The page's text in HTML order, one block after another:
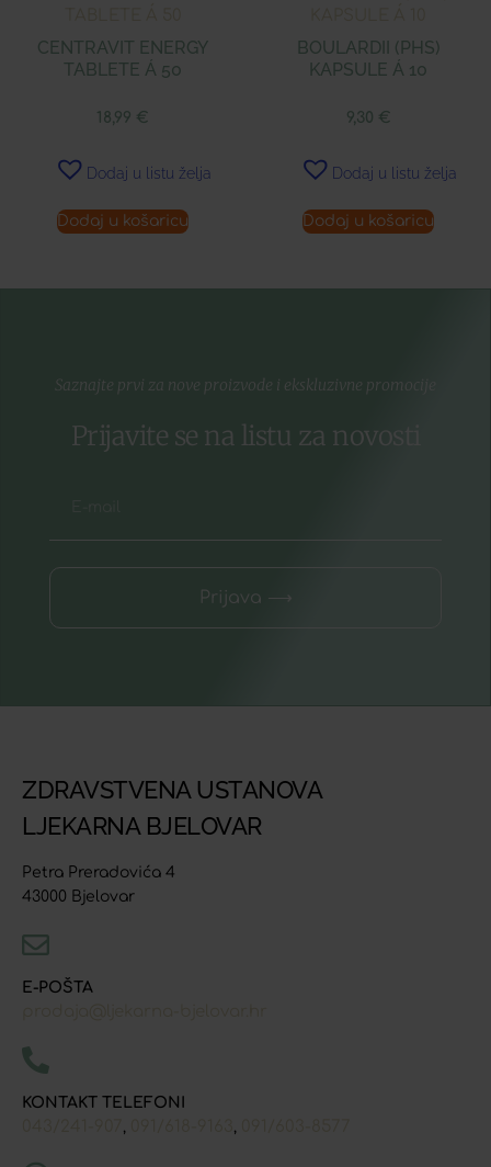
CENTRAVIT ENERGY
TABLETE Á 50
18,99 €
Dodaj u listu želja
Dodaj u košaricu
BOULARDII (PHS)
KAPSULE Á 10
9,30 €
Dodaj u listu želja
Dodaj u košaricu
Saznajte prvi za nove proizvode i ekskluzivne promocije
Prijavite se na listu za novosti
Prijava ⟶
ZDRAVSTVENA USTANOVA
LJEKARNA BJELOVAR
Petra Preradovića 4
43000 Bjelovar
E-POŠTA
KONTAKT TELEFONI